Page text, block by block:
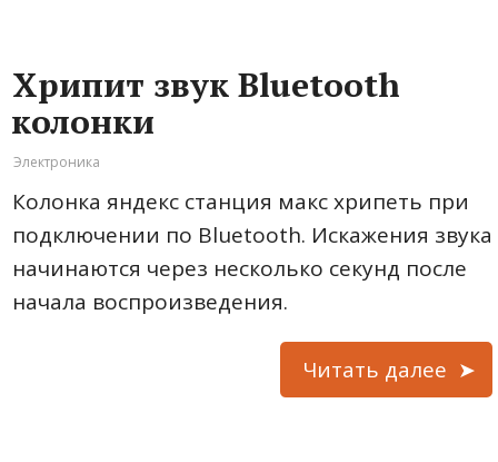
Хрипит звук Bluetooth
колонки
Электроника
Колонка яндекс станция макс хрипеть при
подключении по Bluetooth. Искажения звука
начинаются через несколько секунд после
начала воспроизведения.
Читать далее